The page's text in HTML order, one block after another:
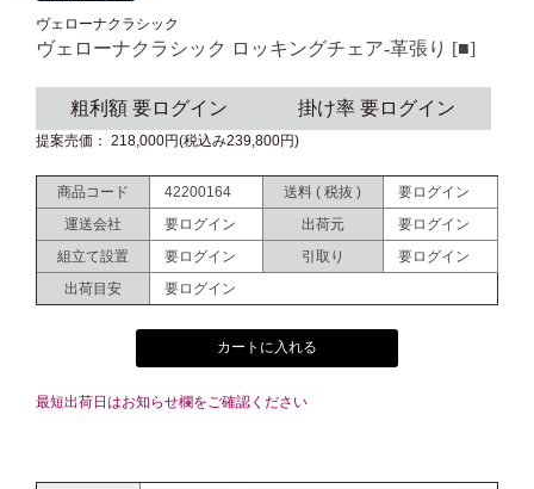
ヴェローナクラシック
ヴェローナクラシック ロッキングチェア-革張り [■]
粗利額 要ログイン 掛け率 要ログイン
提案売価： 218,000円(税込み239,800円)
商品コード 42200164 送料 ( 税抜 )
要ログイン
運送会社
要ログイン 出荷元
要ログイン
組立て設置
要ログイン 引取り
要ログイン
出荷目安
要ログイン
カートに入れる
最短出荷日はお知らせ欄をご確認ください